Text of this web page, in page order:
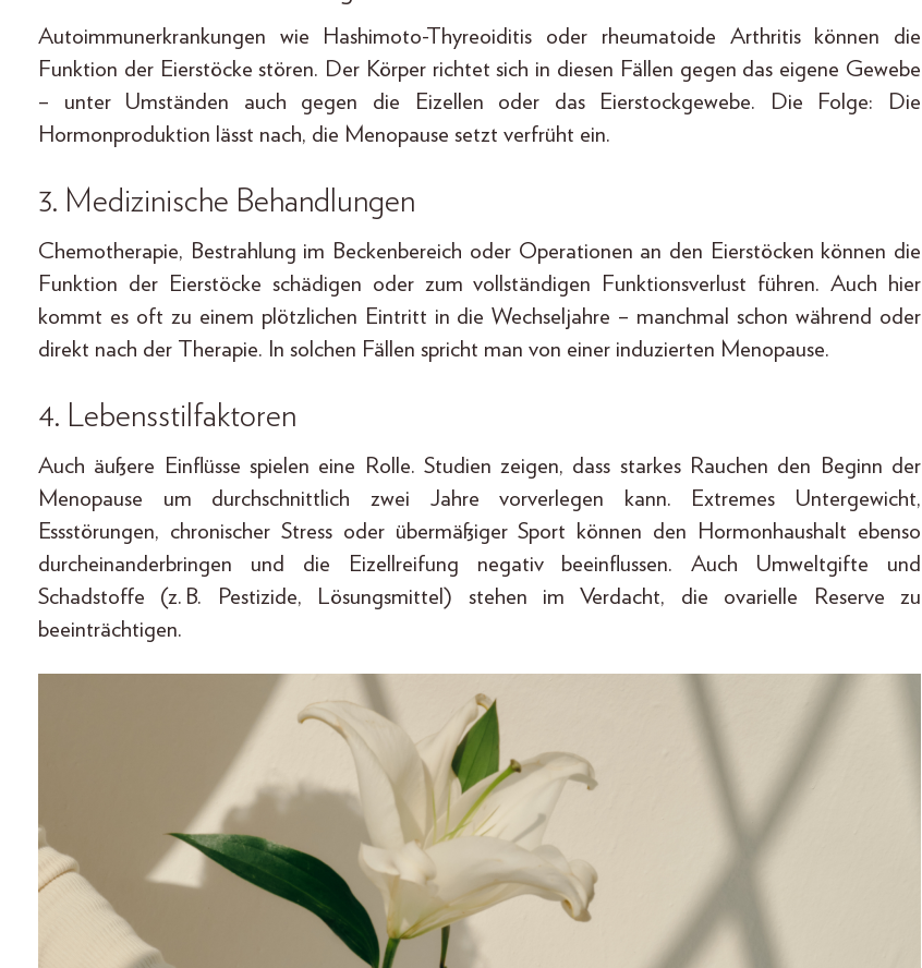
Autoimmunerkrankungen wie Hashimoto-Thyreoiditis oder rheumatoide Arthritis können die
Funktion der Eierstöcke stören. Der Körper richtet sich in diesen Fällen gegen das eigene Gewebe
– unter Umständen auch gegen die Eizellen oder das Eierstockgewebe. Die Folge: Die
Hormonproduktion lässt nach, die Menopause setzt verfrüht ein.
3. Medizinische Behandlungen
Chemotherapie, Bestrahlung im Beckenbereich oder Operationen an den Eierstöcken können die
Funktion der Eierstöcke schädigen oder zum vollständigen Funktionsverlust führen. Auch hier
kommt es oft zu einem plötzlichen Eintritt in die Wechseljahre – manchmal schon während oder
direkt nach der Therapie. In solchen Fällen spricht man von einer induzierten Menopause.
4. Lebensstilfaktoren
Auch äußere Einflüsse spielen eine Rolle. Studien zeigen, dass starkes Rauchen den Beginn der
Menopause um durchschnittlich zwei Jahre vorverlegen kann. Extremes Untergewicht,
Essstörungen, chronischer Stress oder übermäßiger Sport können den Hormonhaushalt ebenso
durcheinanderbringen und die Eizellreifung negativ beeinflussen. Auch Umweltgifte und
Schadstoffe (z. B. Pestizide, Lösungsmittel) stehen im Verdacht, die ovarielle Reserve zu
beeinträchtigen.